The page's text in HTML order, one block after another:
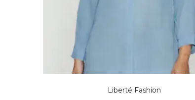
Liberté Fashion